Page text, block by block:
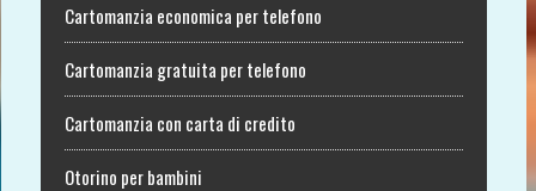
Cartomanzia economica per telefono
Cartomanzia gratuita per telefono
Cartomanzia con carta di credito
Otorino per bambini